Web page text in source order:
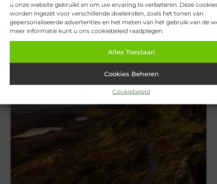
u onze website gebruikt en om uw ervaring te verbeteren. Deze
worden ingezet voor verschillende doeleinden, zoals het tonen van
gepersonaliseerde advertenties en het meten van het gebruik van de
meer informatie kunt u ons cookiebeleid raadplegen.
Alles Toestaan
Cookies Beheren
Cookiebeleid
Van Lennep Kliniek: Expertise en esthetiek in perfecte balans